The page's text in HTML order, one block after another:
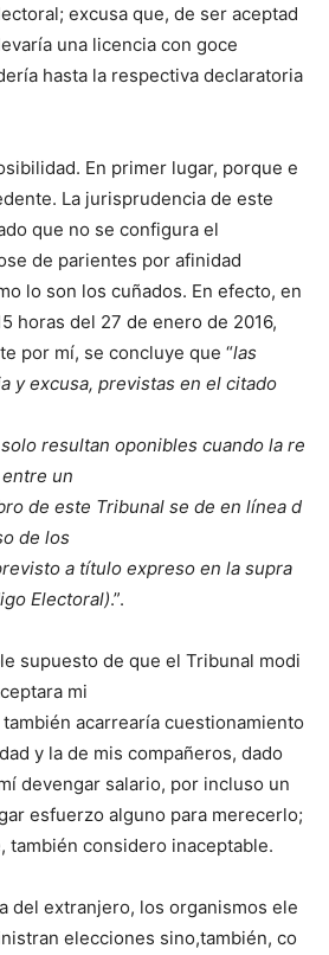
excusa que, de ser aceptad
una licencia con goce
hasta la respectiva declaratoria
En primer lugar, porque e
La jurisprudencia de este
que no se configura el
de parientes por afinidad
lo son los cuñados. En efecto, en
horas del 27 de enero de 2016,
por mí, se concluye que “las
y excusa, previstas en el citado
resultan oponibles cuando la re
un
de este Tribunal se de en línea d
de los
a título expreso en la supra
Electoral).”.
supuesto de que el Tribunal modi
mi
acarrearía cuestionamiento
y la de mis compañeros, dado
devengar salario, por incluso un
esfuerzo alguno para merecerlo;
también considero inaceptable.
del extranjero, los organismos ele
elecciones sino,también, co